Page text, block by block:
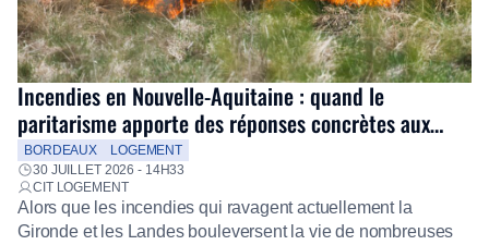
Incendies en Nouvelle-Aquitaine : quand le
paritarisme apporte des réponses concrètes aux
salariés
BORDEAUX
LOGEMENT
30 JUILLET 2026 - 14H33
CIT LOGEMENT
Alors que les incendies qui ravagent actuellement la
Gironde et les Landes bouleversent la vie de nombreuses